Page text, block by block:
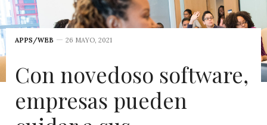
APPS/WEB 26 MAYO, 2021
Con novedoso software,
empresas pueden